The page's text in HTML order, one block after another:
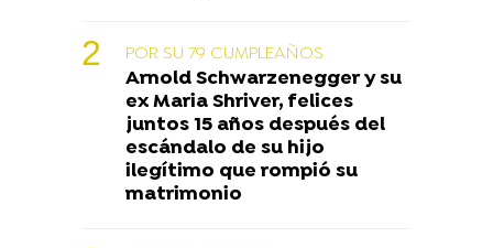
POR SU 79 CUMPLEAÑOS
Arnold Schwarzenegger y su
ex Maria Shriver, felices
juntos 15 años después del
escándalo de su hijo
ilegítimo que rompió su
matrimonio